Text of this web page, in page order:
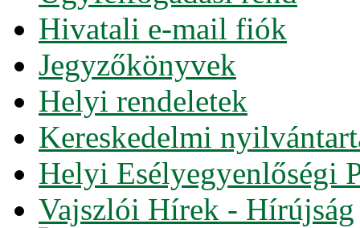
Hivatali e-mail fiók
Jegyzőkönyvek
Helyi rendeletek
Kereskedelmi
Helyi Esélyegyenlőségi
Vajszlói Hírek - Hírújság